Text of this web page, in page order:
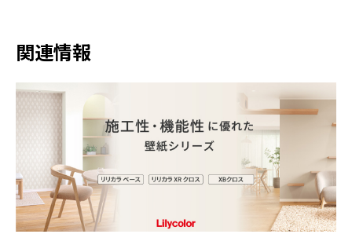
関連情報